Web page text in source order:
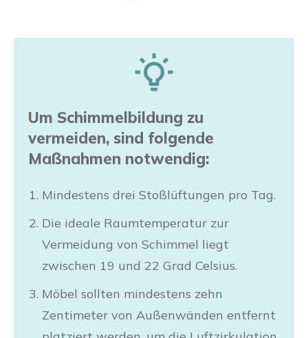
Um Schimmelbildung zu
vermeiden, sind folgende
Maßnahmen notwendig:
Mindestens drei Stoßlüftungen pro Tag.
Die ideale Raumtemperatur zur
Vermeidung von Schimmel liegt
zwischen 19 und 22 Grad Celsius.
Möbel sollten mindestens zehn
Zentimeter von Außenwänden entfernt